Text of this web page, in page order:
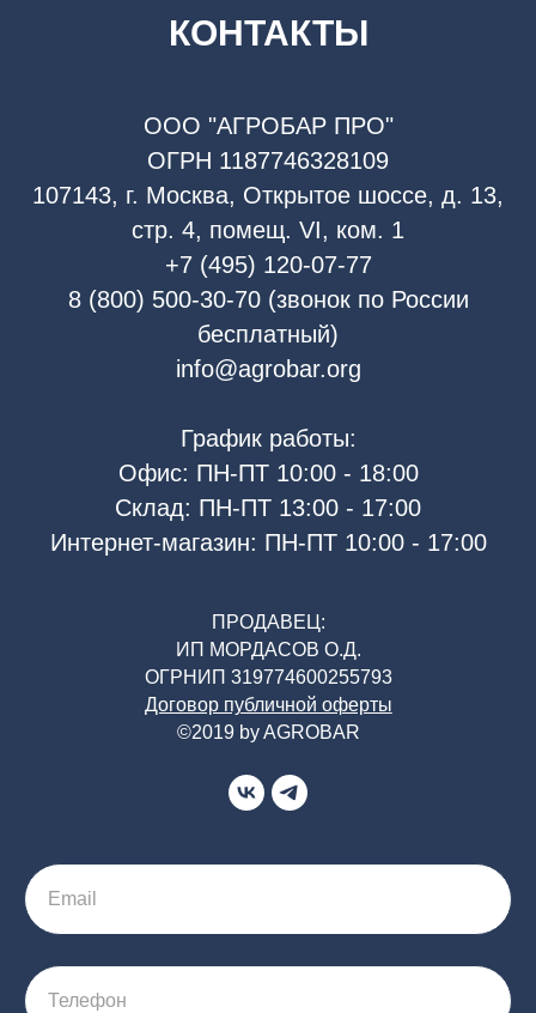
КОНТАКТЫ
ООО "АГРОБАР ПРО"
ОГРН 1187746328109
107143, г. Москва, Открытое шоссе, д. 13,
стр. 4, помещ. VI, ком. 1
+7 (495) 120-07-77
8 (800) 500-30-70 (звонок по России
бесплатный)
info@agrobar.org
График работы:
Офис: ПН-ПТ 10:00 - 18:00
Склад: ПН-ПТ 13:00 - 17:00
Интернет-магазин: ПН-ПТ 10:00 - 17:00
ПРОДАВЕЦ:
ИП МОРДАСОВ О.Д.
ОГРНИП 319774600255793
Договор публичной оферты
©2019 by AGROBAR
Email
Телефон